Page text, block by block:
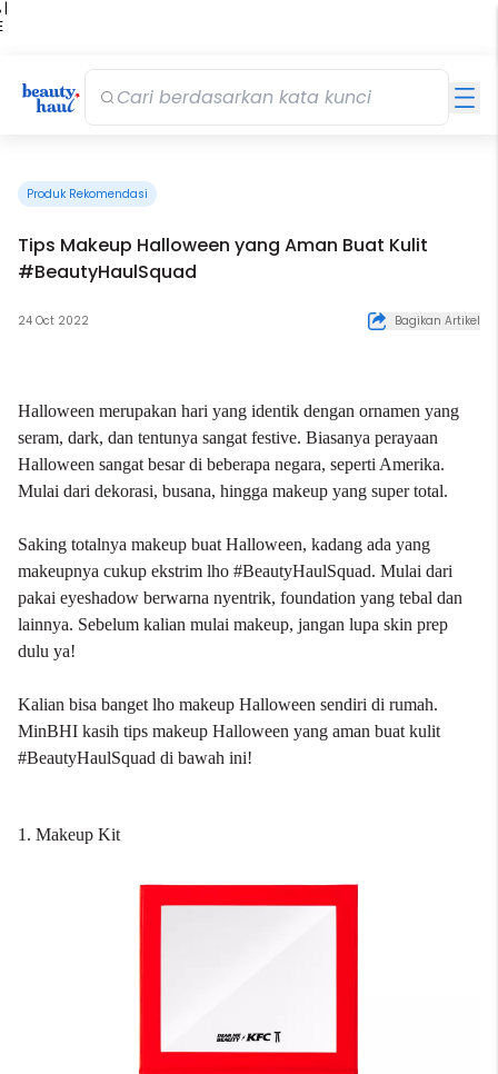
|
Produk Rekomendasi
Tips Makeup Halloween yang Aman Buat Kulit
#BeautyHaulSquad
24 Oct 2022 Bagikan Artikel
Halloween merupakan hari yang identik dengan ornamen yang
seram, dark, dan tentunya sangat festive. Biasanya perayaan
Halloween sangat besar di beberapa negara, seperti Amerika.
Mulai dari dekorasi, busana, hingga makeup yang super total.
Saking totalnya makeup buat Halloween, kadang ada yang
makeupnya cukup ekstrim lho #BeautyHaulSquad. Mulai dari
pakai eyeshadow berwarna nyentrik, foundation yang tebal dan
lainnya. Sebelum kalian mulai makeup, jangan lupa skin prep
dulu ya!
Kalian bisa banget lho makeup Halloween sendiri di rumah.
MinBHI kasih tips makeup Halloween yang aman buat kulit
#BeautyHaulSquad di bawah ini!
1. Makeup Kit